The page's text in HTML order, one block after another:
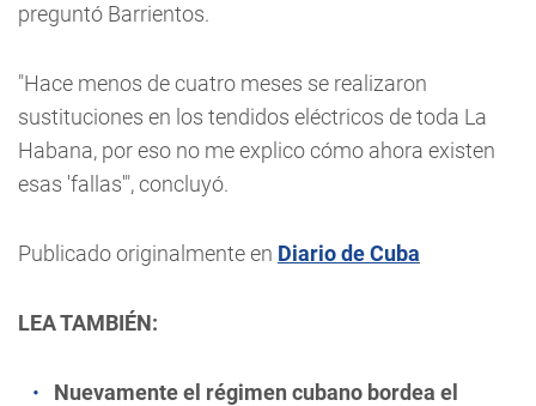
preguntó Barrientos.
"Hace menos de cuatro meses se realizaron
sustituciones en los tendidos eléctricos de toda La
Habana, por eso no me explico cómo ahora existen
esas 'fallas'", concluyó.
Publicado originalmente en Diario de Cuba
LEA TAMBIÉN:
Nuevamente el régimen cubano bordea el